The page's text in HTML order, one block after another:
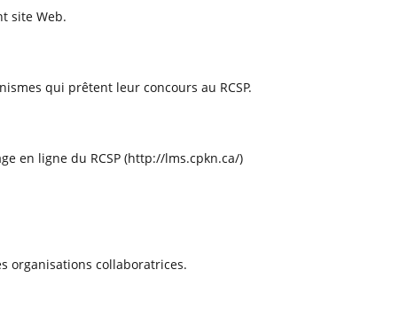
site Web.
qui prêtent leur concours au RCSP.
en ligne du RCSP (http://lms.cpkn.ca/)
organisations collaboratrices.